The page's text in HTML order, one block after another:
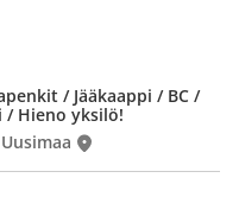
/ Jääkaappi / BC /
/ Hieno yksilö!